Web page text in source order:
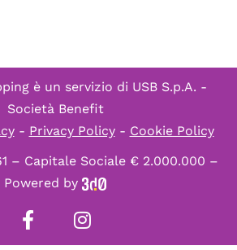
è un servizio di USB S.p.A. -
Società Benefit
- Privacy Policy- Cookie Policy
– Capitale Sociale € 2.000.000 –
Powered by